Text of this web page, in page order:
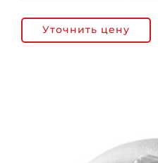
Уточнить цену